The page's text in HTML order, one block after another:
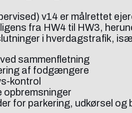
v14 er målrettet
fra HW4 til HW3,
i hverdagstrafik,
sammenfletning
af fodgængere
kontrol
opbremsninger
for parkering, udkørsel og